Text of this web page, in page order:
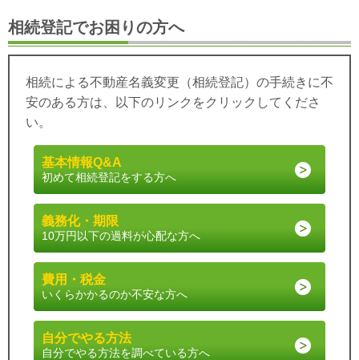
相続登記でお困りの方へ
相続による不動産名義変更（相続登記）の手続きに不
安のある方は、以下のリンクをクリックしてくださ
い。
基本情報Q&A
初めて相続登記をする方へ
義務化・期限
10万円以下の過料が心配な方へ
費用・税金
いくらかかるのか不安な方へ
自分でやる方法
自分でやる方法を調べている方へ